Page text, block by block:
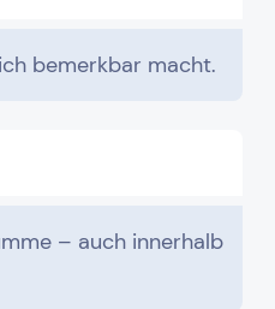
bemerkbar macht.
– auch innerhalb